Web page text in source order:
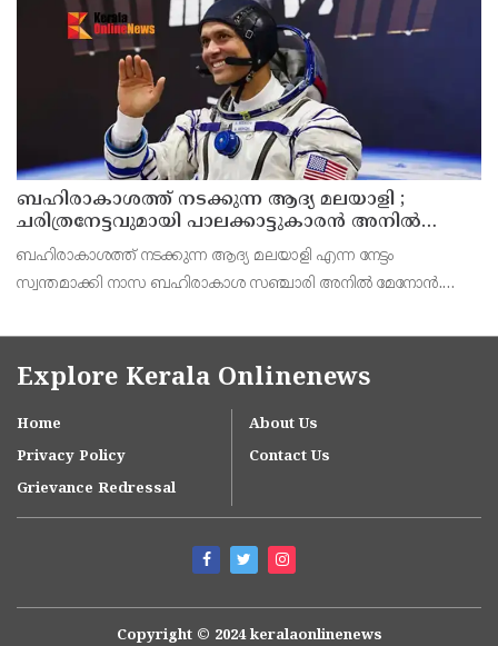
ബഹിരാകാശത്ത് നടക്കുന്ന ആദ്യ മലയാളി ;
ചരിത്രനേട്ടവുമായി പാലക്കാട്ടുകാരൻ അനിൽ
മേനോൻ
ബഹിരാകാശത്ത് നടക്കുന്ന ആദ്യ മലയാളി എന്ന നേട്ടം
സ്വന്തമാക്കി നാസ ബഹിരാകാശ സഞ്ചാരി അനിൽ മേനോൻ.
സംബന്ധിച്ച് വർഷങ്ങളുടെ തയ്യാറെടുപ്പുകളുടെ ഫലമാണd. 6.5
മണിക്കൂറ
Explore Kerala Onlinenews
Home
About Us
Privacy Policy
Contact Us
Grievance Redressal
Copyright © 2024 keralaonlinenews